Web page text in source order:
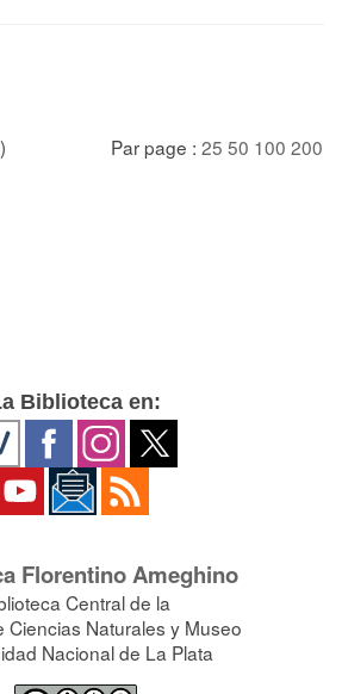
Par page : 25 50 100 200
Biblioteca en:
Florentino Ameghino
Central de la
Ciencias Naturales y Museo
Nacional de La Plata